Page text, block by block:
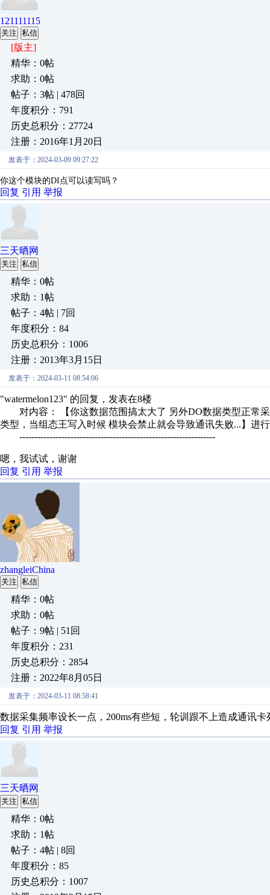
121111115
关注 私信
[版主]
精华：0帖
求助：0帖
帖子：3帖 | 478回
年度积分：791
历史总积分：27724
注册：2016年1月20日
发表于：2024-03-09 09:27:22
你这个模块的DI点可以读写吗？
回复 引用 举报
三天晒网
关注 私信
精华：0帖
求助：1帖
帖子：4帖 | 7回
年度积分：84
历史总积分：1006
注册：2013年3月15日
发表于：2024-03-11 08:54:06
"watermelon123" 的回复，发表在8楼
对内容： 【你这数据范围搞太大了 另外DO数据类型正常
类型，当组态王写入时候 模块会禁止就会导致通讯失败...】进
-----------------------------------------------------------------
嗯，我试试，谢谢
回复 引用 举报
zhangleiChina
关注 私信
精华：0帖
求助：0帖
帖子：9帖 | 51回
年度积分：231
历史总积分：2854
注册：2022年8月05日
发表于：2024-03-11 08:58:41
数据采集频率设长一点，200ms有些短，轮训跟不上造成通讯卡
回复 引用 举报
三天晒网
关注 私信
精华：0帖
求助：1帖
帖子：4帖 | 8回
年度积分：85
历史总积分：1007